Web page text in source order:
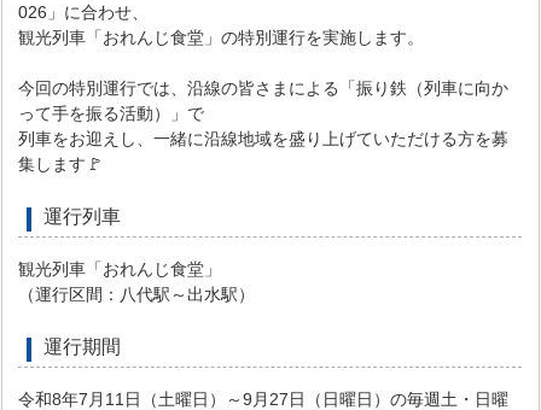
026」に合わせ、
観光列車「おれんじ食堂」の特別運行を実施します。
今回の特別運行では、沿線の皆さまによる「振り鉄（列車に向か
って手を振る活動）」で
列車をお迎えし、一緒に沿線地域を盛り上げていただける方を募
集します🚩
運行列車
観光列車「おれんじ食堂」
（運行区間：八代駅～出水駅）
運行期間
令和8年7月11日（土曜日）～9月27日（日曜日）の毎週土・日曜